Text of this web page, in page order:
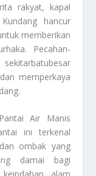
rakyat, kapal
hancur
memberikan
Pecahan-
batubesar
memperkaya
.
Air Manis
ini terkenal
ombak yang
damai bagi